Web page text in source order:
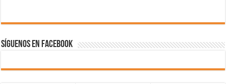
Síguenos en Facebook